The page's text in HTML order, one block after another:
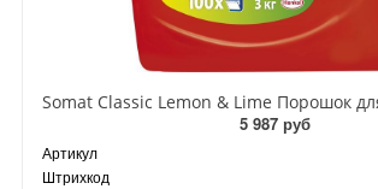
5 987 руб
Артикул
Штрихкод